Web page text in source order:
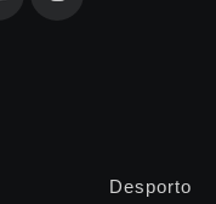
Desporto